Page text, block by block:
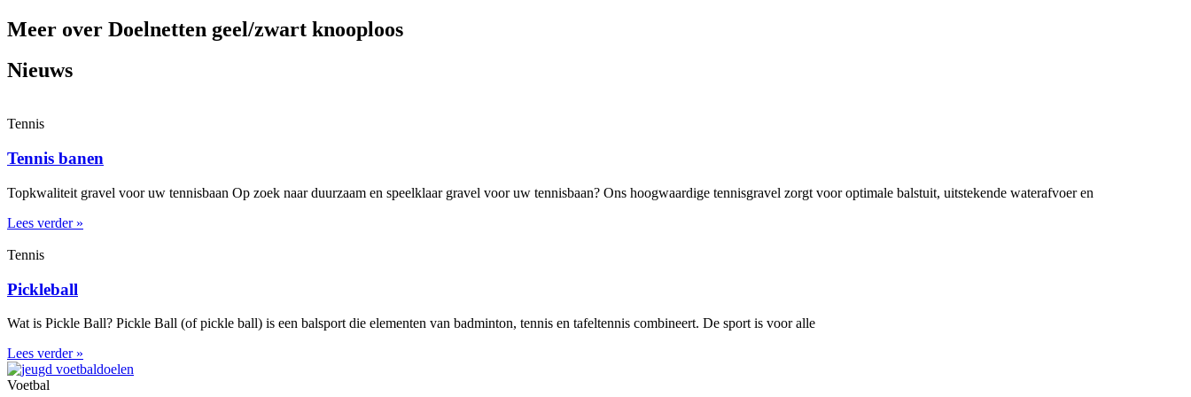
Meer over Doelnetten geel/zwart knooploos
Nieuws
Tennis
Tennis banen
Topkwaliteit gravel voor uw tennisbaan Op zoek naar duurzaam en speelklaar gravel voor uw tennisbaan? Ons hoogwaardige tennisgravel zorgt voor optimale balstuit, uitstekende waterafvoer en
Lees verder »
Tennis
Pickleball
Wat is Pickle Ball? Pickle Ball (of pickle ball) is een balsport die elementen van badminton, tennis en tafeltennis combineert. De sport is voor alle
Lees verder »
Voetbal